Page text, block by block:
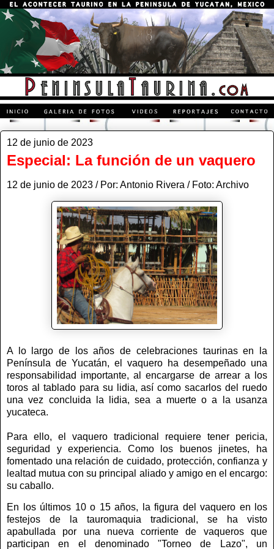
12 de junio de 2023
Especial: La función de un vaquero
12 de junio de 2023 / Por: Antonio Rivera / Foto: Archivo
A lo largo de los años de celebraciones taurinas en la
Península de Yucatán, el vaquero ha desempeñado una
responsabilidad importante, al encargarse de arrear a los
toros al tablado para su lidia, así como sacarlos del ruedo
una vez concluida la lidia, sea a muerte o a la usanza
yucateca.
Para ello, el vaquero tradicional requiere tener pericia,
seguridad y experiencia. Como los buenos jinetes, ha
fomentado una relación de cuidado, protección, confianza y
lealtad mutua con su principal aliado y amigo en el encargo:
su caballo.
En los últimos 10 o 15 años, la figura del vaquero en los
festejos de la tauromaquia tradicional, se ha visto
apabullada por una nueva corriente de vaqueros que
participan en el denominado "Torneo de Lazo", un